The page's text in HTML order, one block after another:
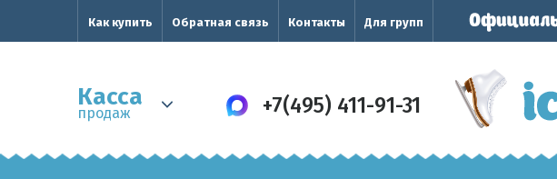
Как купить Обратная связь Контакты Для групп
Касса
продаж +7(495) 411-91-31